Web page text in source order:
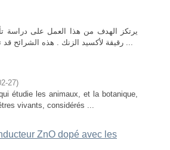
يرتكز الهدف من هذا العمل على دراسة
رقيقة لأكسيد الزنك . هذه الشرائح قد تم تحضيرها بطريقة الرش مع الانحلال الحراري. الخصائص الضوئية درست بمطيافية ...
27)
étudie les animaux, et la botanique,
vivants, considérés ...
ZnO dopé avec les